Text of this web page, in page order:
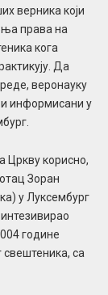
верника који
права на
кога
Да
веронауку
информисани у
Цркву корисно,
Зоран
у Луксембург
године
свештеника, са